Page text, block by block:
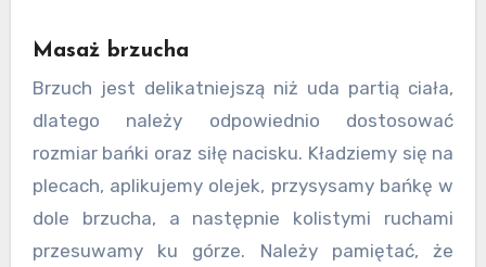
Masaż brzucha
Brzuch jest delikatniejszą niż uda partią ciała,
dlatego należy odpowiednio dostosować
rozmiar bańki oraz siłę nacisku. Kładziemy się na
plecach, aplikujemy olejek, przysysamy bańkę w
dole brzucha, a następnie kolistymi ruchami
przesuwamy ku górze. Należy pamiętać, że